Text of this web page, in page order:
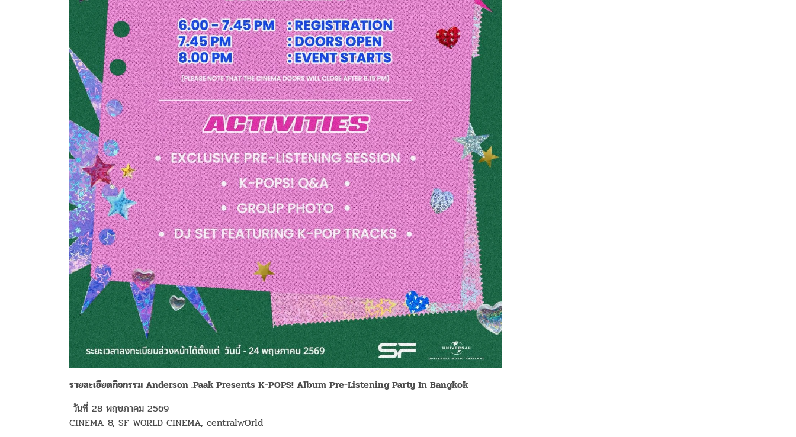
รายละเอียดกิจกรรม Anderson .Paak Presents K-POPS! Album Pre-Listening Party In Bangkok
วันที่ 28 พฤษภาคม 2569
CINEMA 8, SF WORLD CINEMA, centralwOrld